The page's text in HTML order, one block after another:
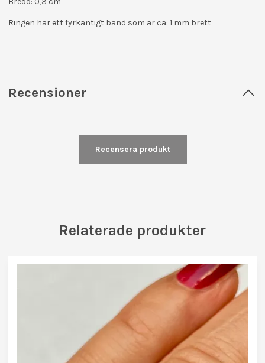
Ringen har ett fyrkantigt band som är ca: 1 mm brett
Recensioner
Recensera produkt
Relaterade produkter